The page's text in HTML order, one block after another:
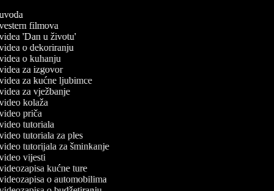
filmova
videa 'Dan u životu'
o dekoriranju
o kuhanju
za izgovor
za kućne ljubimce
za vježbanje
kolaža
priča
tutoriala
tutoriala za ples
tutorijala za šminkanje
vijesti
kućne ture
o automobilima